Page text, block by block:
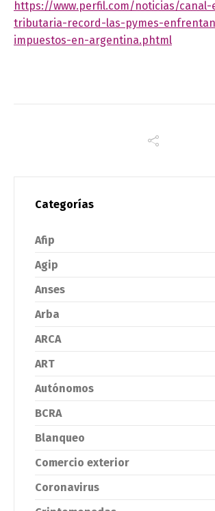
https://www.perfil.com/noticias/
tributaria-record-las-pymes-
impuestos-en-argentina.phtml
Categorías
Afip
Agip
Anses
Arba
ARCA
ART
Autónomos
BCRA
Blanqueo
Comercio exterior
Coronavirus